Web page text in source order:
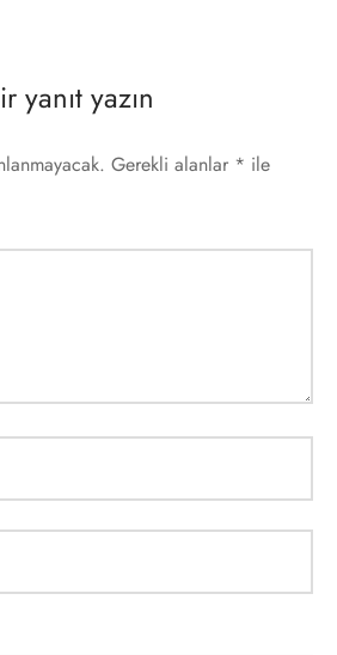
yanıt yazın
Gerekli alanlar * ile